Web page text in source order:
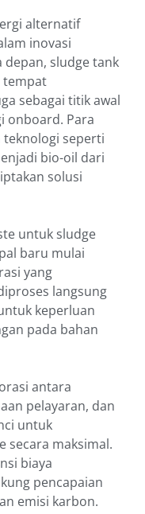
alternatif
inovasi
sludge tank
tempat
sebagai titik awal
onboard. Para
seperti
bio-oil dari
solusi
untuk sludge
baru mulai
yang
langsung
keperluan
pada bahan
antara
pelayaran, dan
untuk
secara maksimal.
biaya
pencapaian
emisi karbon.